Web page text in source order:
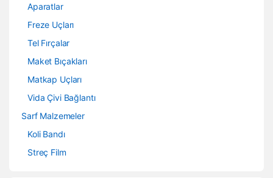
Aparatlar
Freze Uçları
Tel Fırçalar
Maket Bıçakları
Matkap Uçları
Vida Çivi Bağlantı
Sarf Malzemeler
Koli Bandı
Streç Film